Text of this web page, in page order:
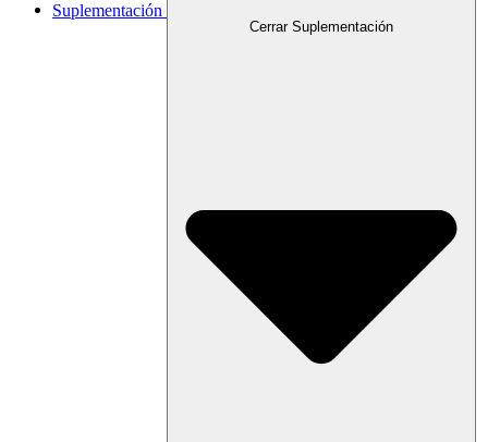
Suplementación
Cerrar Suplementación